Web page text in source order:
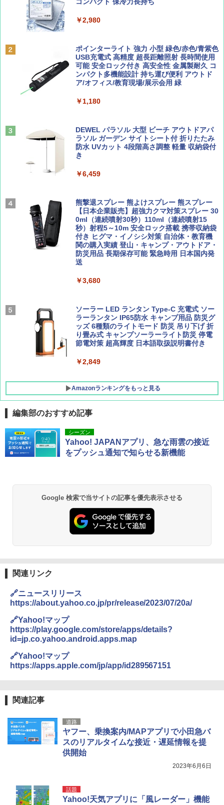
Coyote No.89 特集 星野道夫 夢見る旅
￥1,540
￥1,540
AIRLINE（エアライン）2026年9月号【特
￥1,760
BE-PAL(ビ-パル) 2026年 9 月号【特別付録:
SOTO ミニマル"旅"財布 ランダム2種】
￥1,500
A09 地球の歩き方 イタリア 2026～2027 地
球の歩き方A ヨーロッパ
￥2,479
パ
￥2,277
地球の歩き方 スター・ウォーズ
新しい日本地理 地図・統計・移動から読み
解く (講談社現代新書)
￥1,540
&ハイキング カーキ PATC-150(KH)
PYKES PEAK (パイクスピーク) 着替えテン
ト プライバシー テント 【中が透けない】 1
人用 折りたたみ 防災グッズ 災害用トイレ ビ
易 トイレテント (オリーブ)
ENDLESS BASE 《めざましテレビで紹介》
テント ワンタッチ RENEW 幅200 2-3人用 43
[キャンパーズコレクション 山善] 傘みたいに
広げるだけ パッとサッとテント ブラックコ
ーティング フルクローズ メッシュ 3-4人用
簡単設置 ポップアップテント エクルベージ
ュ(BC仕様) PATC-150B(EB)
￥8,991
収納 コンパクト 簡単設営 カンガルーテント
ソロキャンプ ソロテント
￥20,718
￥2,980
ポインターライト 強力 小型 緑色/赤色/青紫色
USB充電式 高精度 超長距離照射 長時間使用
可能 安全ロック付き 高安全性 金属製耐久 コ
ンパクト多機能設計 持ち運び便利 アウトド
ア/オフィス/教育現場/展示会用 緑
￥1,180
DEWEL パラソル 大型 ビーチ アウトドアパ
ラソル ガーデン サイトシート付 折りたたみ
防水 UVカット 4段階高さ調整 軽量 収納袋付
き
￥6,459
熊撃退スプレー 熊よけスプレー 熊スプレー
【日本企業販売】超強力クマ対策スプレー 30
0ml（連続噴射30秒）110ml（連続噴射15
秒）射程5～10m 安全ロック搭載 携帯収納袋
付き ヒグマ・イノシシ対策 自治体・教育機
関の購入実績 登山・キャンプ・アウトドア・
防災用品 長期保存可能 緊急時用 日本国内発
送
￥3,680
ソーラー LED ランタン Type-C 充電式 ソー
ラーランタン IP65防水 キャンプ用品 防災グ
ッズ 6種類のライトモード 防災 吊り下げ 折
り畳み式 キャンプソーラーライト防災 停電
節電対策 超高輝度 日本語取扱説明書付き
￥2,849
Amazonランキングをもっと見る
編集部のおすすめ記事
シーズン
Yahoo! JAPANアプリ、急な雨雲の接近
をプッシュ通知で知らせる新機能
Google 検索で当サイトの記事を優先表示させる
関連リンク
🔗ニュースリリース
https://about.yahoo.co.jp/pr/release/2023/07/20a/
🔗Yahoo!マップ
https://play.google.com/store/apps/details?
id=jp.co.yahoo.android.apps.map
🔗Yahoo!マップ
https://apps.apple.com/jp/app/id289567151
関連記事
道路
ヤフー、乗換案内/MAPアプリで小田急バ
スのリアルタイムな接近・遅延情報を提
供開始
2023年6月6日
話題
Yahoo!天気アプリに「風レーダー」機能